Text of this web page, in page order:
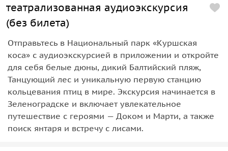
театрализованная аудиоэкскурсия
(без билета)
Отправьтесь в Национальный парк «Куршская
коса» с аудиоэкскурсией в приложении и откройте
для себя белые дюны, дикий Балтийский пляж,
Танцующий лес и уникальную первую станцию
кольцевания птиц в мире. Экскурсия начинается в
Зеленоградске и включает увлекательное
путешествие с героями — Доком и Марти, а также
поиск янтаря и встречу с лисами.